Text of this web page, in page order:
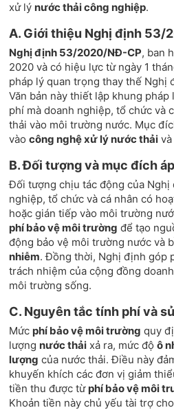
xử lý nước thải công nghiệp.
A. Giới thiệu Nghị định 53/
Nghị định 53/2020/NĐ-CP, ban
2020 và có hiệu lực từ ngày 1
pháp lý quan trọng thay thế Nghị
Văn bản này thiết lập khung
phí mà doanh nghiệp, tổ chức và
thải vào môi trường nước. Mục
vàocông nghệ xử lý nước thải
B. Đối tượng và mục đích
Đối tượng chịu tác động của Nghị
nghiệp, tổ chức và cá nhân có
hoặc gián tiếp vào môi trường
phí bảo vệ môi trường để tạo
động bảo vệ môi trường nước và
nhiễm. Đồng thời, Nghị định góp
trách nhiệm của cộng đồng
môi trường sống.
C. Nguyên tắc tính phí và
Mức phí bảo vệ môi trường quy
lượng nước thải xả ra, mức độô
lượng của nước thải. Điều này
khuyến khích các đơn vị giảm
tiền thu được từ phí bảo vệ môi
Khoản tiền này chủ yếu tài trợ